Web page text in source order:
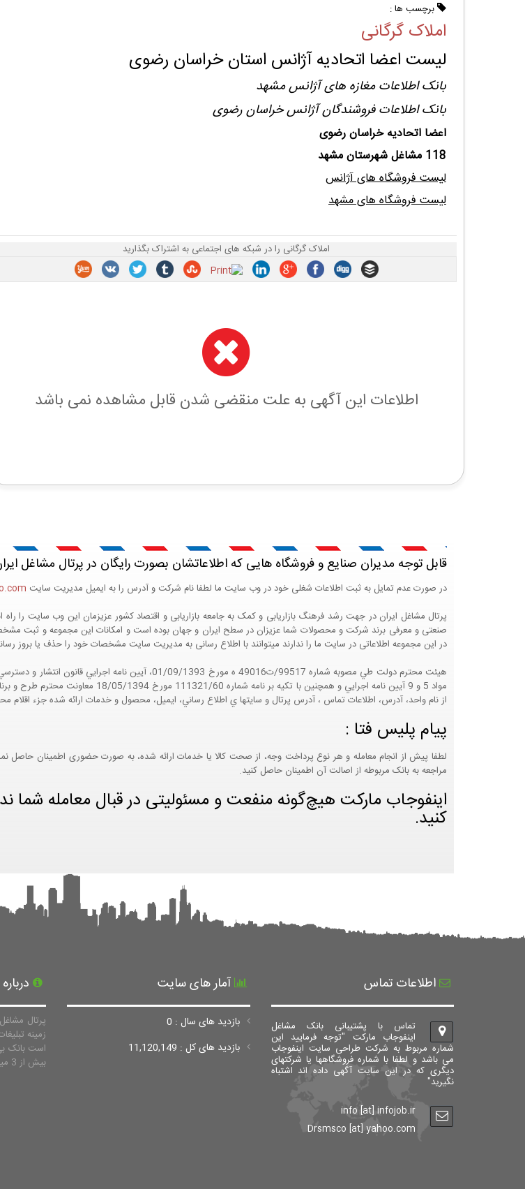
برچسب ها :
املاک گرگانی
لیست اعضا اتحادیه آژانس استان خراسان رضوی
بانک اطلاعات مغازه های آژانس مشهد
بانک اطلاعات فروشندگان آژانس خراسان رضوی
اعضا اتحادیه خراسان رضوی
118 مشاغل شهرستان مشهد
لیست فروشگاه های آژانس
لیست فروشگاه های مشهد
املاک گرگانی را در شبکه های اجتماعی به اشتراک بگذارید
اطلاعات این آگهی به علت منقضی شدن قابل مشاهده نمی باشد
قابل توجه مدیران صنایع و فروشگاه هایی که اطلاعاتشان بصورت رایگان در پرتال مشاغل
در صورت عدم تمایل به ثبت اطلاعات شغلی خود در وب سایت ما لطفا نام شرکت و آدرس را به ایمیل مدیریت سایت
صنعتی و معرفی برند شرکت و محصولات شما عزیزان در سطح ایران و جهان بوده است و امکانات این مجموعه و ثبت
در این مجموعه اطلاعاتی در سایت ما را ندارند میتوانند با اطلاع رسانی به مدیریت سایت مشخصات خود را حذف یا بروز
مواد 5 و 9 آيين نامه اجرايي و همچنين با
از نام واحد، آدرس، اطلاعات تماس ، آدرس پرتال و سايتها ي اطلاع رساني، ايميل، محصول و خدمات ارائه شده جزء اقلام
پیام پلیس فتا :
لطفا پیش از انجام معامله و هر نوع پرداخت وجه، از صحت کالا یا خدمات ارائه شده، به صورت حضوری اطمینان حاصل
مراجعه به بانک مربوطه از اصالت آن اطمینان حاصل کنید.
اینفوجاب مارکت هیچ‌گونه منفعت و مسئولیتی در قبال معامله شما
کنید.
اطلاعات تماس
تماس با پشتیبانی بانک مشاغل
اینفوجاب مارکت "توجه فرمایید این
شماره مربوط به شرکت طراحی سایت اینفوجاب
می باشد و لطفا با شماره فروشگاهها یا شرکتهای
دیگری که در این سایت آگهی داده اند اشتباه
نگیرید"
info [at] infojob.ir
Drsmsco [at] yahoo.com
آمار های سایت
بازدید های سال : 0
بازدید های کل : 11,120,149
پرتال
زمینه
است بانک
بیش از 3 میلیون اطلاعات جمع آوری نماید.